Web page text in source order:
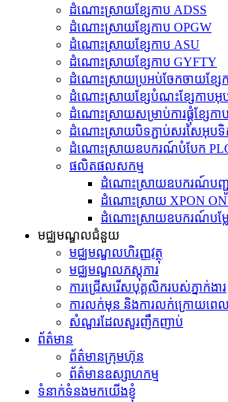
ដំណោះស្រាយខ្សែកាប ADSS
ដំណោះស្រាយខ្សែកាប OPGW
ដំណោះស្រាយខ្សែកាប ASU
ដំណោះស្រាយខ្សែកាប GYFTY
ដំណោះស្រាយប្រអប់ចែកចាយខ្សែ
ដំណោះស្រាយខ្សែបំណះខ្សែកាបអុ
ដំណោះស្រាយ​សម្រាប់​ការ​ផ្គុំ​ខ្សែក
ដំណោះស្រាយបិទភ្ជាប់សរសៃអុបទិ
ដំណោះស្រាយ​ឧបករណ៍​បំបែក
ផលិតផលសកម្ម
ដំណោះស្រាយឧបករណ៍បញ្ជូ
ដំណោះស្រាយ XPON
ដំណោះស្រាយឧបករណ៍បម្ល
មជ្ឈមណ្ឌលជំនួយ
មជ្ឈមណ្ឌលហិរញ្ញវត្ថុ
មជ្ឈមណ្ឌល​ភស្តុភារ
ការជ្រើសរើសបុគ្គលិករបស់ភ្នាក់ងារ
ការលក់មុន និងការលក់ក្រោយព
សំណួរដែលសួរញឹកញាប់
ព័ត៌មាន
ព័ត៌មានក្រុមហ៊ុន
ព័ត៌មានឧស្សាហកម្ម
ទំនាក់ទំនងមកយើងខ្ញុំ